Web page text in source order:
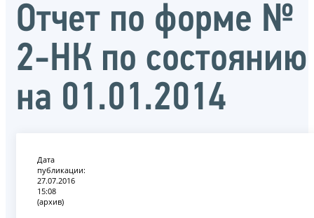
Отчет по форме №
2-НК по состоянию
на 01.01.2014
Дата
публикации:
27.07.2016
15:08
(архив)